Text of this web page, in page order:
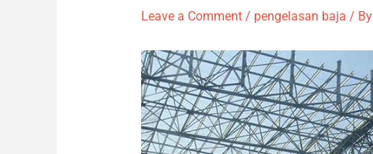
Leave a Comment / pengelasan baja / By